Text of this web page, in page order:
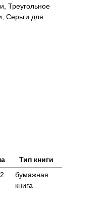
Треугольное
Серьги для
Тип книги
бумажная
книга